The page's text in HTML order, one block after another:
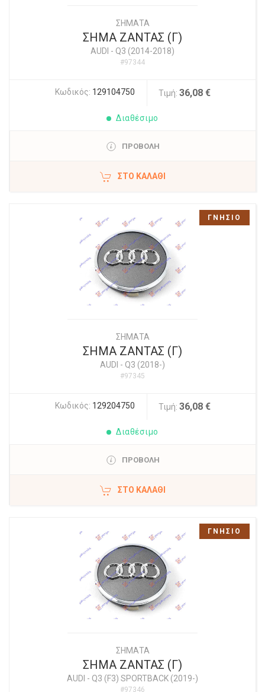
ΣΗΜΑΤΑ
ΣΗΜΑ ΖΑΝΤΑΣ (Γ)
AUDI - Q3 (2014-2018)
#97344
Κωδικός: 129104750 Τιμή: 36,08 €
Διαθέσιμο
ΠΡΟΒΟΛΗ
ΣΤΟ ΚΑΛΆΘΙ
ΣΗΜΑΤΑ
ΣΗΜΑ ΖΑΝΤΑΣ (Γ)
AUDI - Q3 (2018-)
#97345
Κωδικός: 129204750 Τιμή: 36,08 €
Διαθέσιμο
ΠΡΟΒΟΛΗ
ΣΤΟ ΚΑΛΆΘΙ
ΓΝΗΣΙΟ
ΣΗΜΑΤΑ
ΣΗΜΑ ΖΑΝΤΑΣ (Γ)
AUDI - Q3 (F3) SPORTBACK (2019-)
#97346
ΓΝΗΣΙΟ